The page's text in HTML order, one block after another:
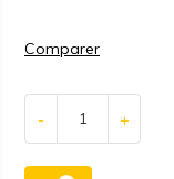
Comparer
- +